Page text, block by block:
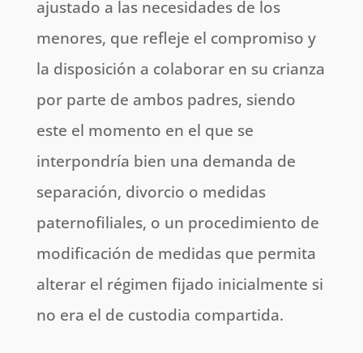
ajustado a las necesidades de los
menores, que refleje el compromiso y
la disposición a colaborar en su crianza
por parte de ambos padres, siendo
este el momento en el que se
interpondría bien una demanda de
separación, divorcio o medidas
paternofiliales, o un procedimiento de
modificación de medidas que permita
alterar el régimen fijado inicialmente si
no era el de custodia compartida.